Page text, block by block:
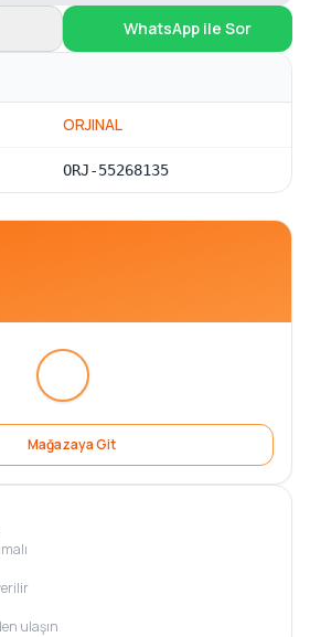
WhatsApp ile Sor
ORJINAL
ORJ-55268135
Mağazaya Git
ulaşın